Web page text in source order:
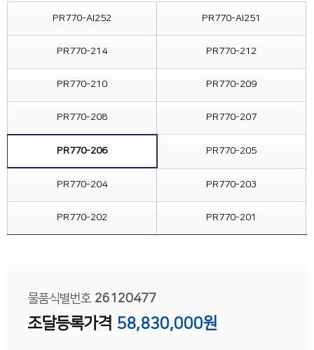
PR770-AI252 PR770-AI251
PR770-214 PR770-212
PR770-210 PR770-209
PR770-208 PR770-207
PR770-206 PR770-205
PR770-204 PR770-203
PR770-202 PR770-201
물품식별번호 26120477
조달등록가격 58,830,000원